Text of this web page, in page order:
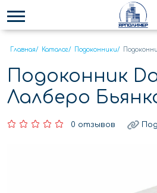
Главная/ Каталог/ Подоконники/
Подоконник
Лалберо
0 отзывов